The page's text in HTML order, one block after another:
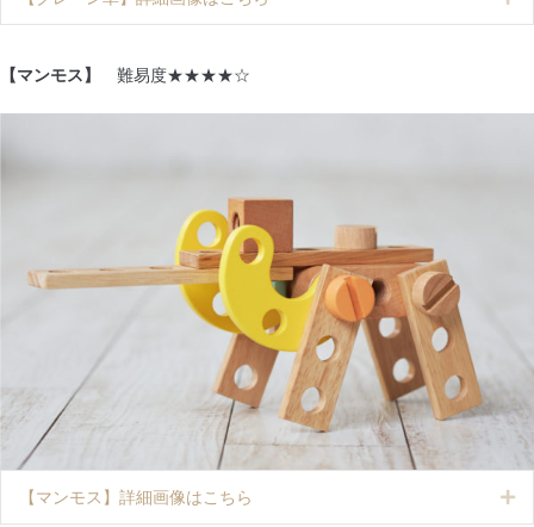
【マンモス】 難易度★★★★☆
【マンモス】詳細画像はこちら